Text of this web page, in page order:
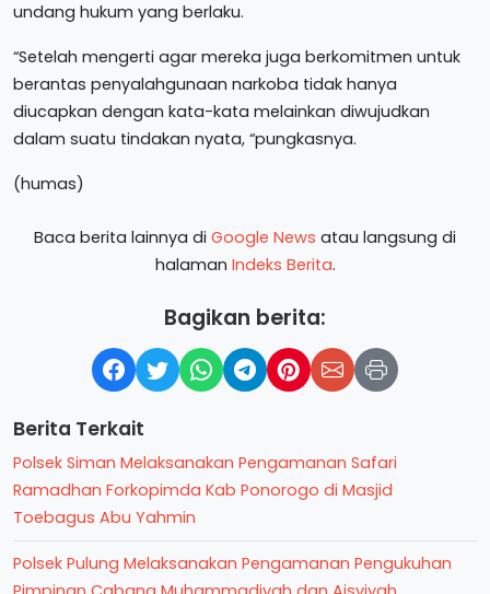
undang hukum yang berlaku.
“Setelah mengerti agar mereka juga berkomitmen untuk
berantas penyalahgunaan narkoba tidak hanya
diucapkan dengan kata-kata melainkan diwujudkan
dalam suatu tindakan nyata, “pungkasnya.
(humas)
Baca berita lainnya di Google News atau langsung di
halaman Indeks Berita.
Bagikan berita:
Berita Terkait
Polsek Siman Melaksanakan Pengamanan Safari
Ramadhan Forkopimda Kab Ponorogo di Masjid
Toebagus Abu Yahmin
Polsek Pulung Melaksanakan Pengamanan Pengukuhan